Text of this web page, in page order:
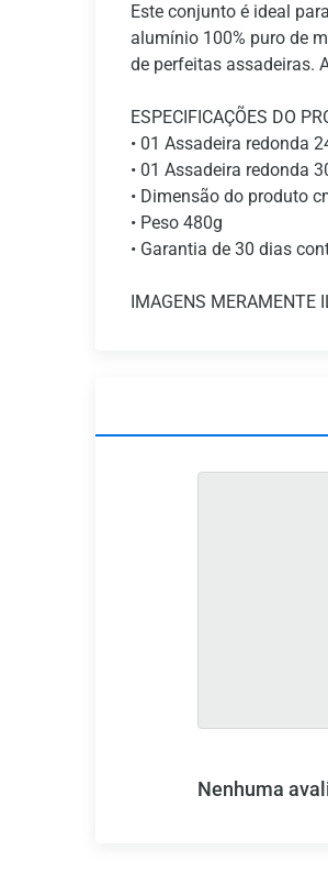
Este conjunto é ideal
alumínio 100% puro de
de perfeitas assadeiras.
ESPECIFICAÇÕES DO
• 01 Assadeira redonda
• 01 Assadeira redonda
• Dimensão do produto
• Peso 480g
• Garantia de 30 dias
IMAGENS MERAMENTE
Nenhuma